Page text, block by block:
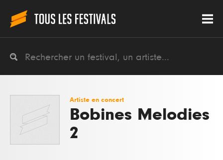
Artiste en concert
Bobines Melodies
2